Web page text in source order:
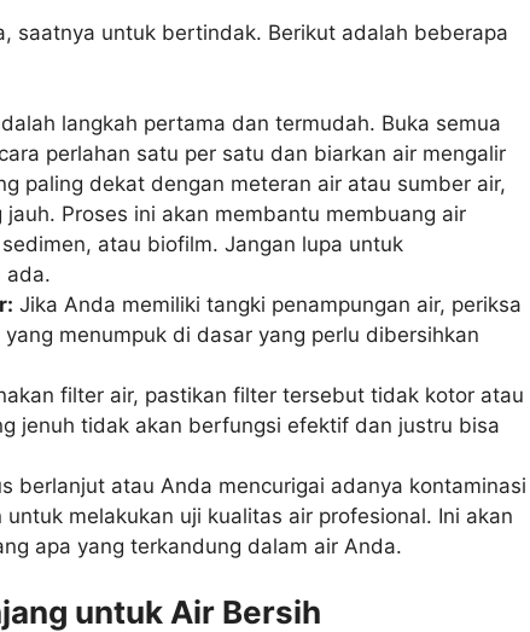
saatnya untuk bertindak. Berikut adalah beberapa
langkah pertama dan termudah. Buka semua
perlahan satu per satu dan biarkan air mengalir
paling dekat dengan meteran air atau sumber air,
Proses ini akan membantu membuang air
atau biofilm. Jangan lupa untuk
ada.
Jika Anda memiliki tangki penampungan air, periksa
menumpuk di dasar yang perlu dibersihkan
filter air, pastikan filter tersebut tidak kotor atau
jenuh tidak akan berfungsi efektif dan justru bisa
berlanjut atau Anda mencurigai adanya kontaminasi
melakukan uji kualitas air profesional. Ini akan
apa yang terkandung dalam air Anda.
untuk Air Bersih